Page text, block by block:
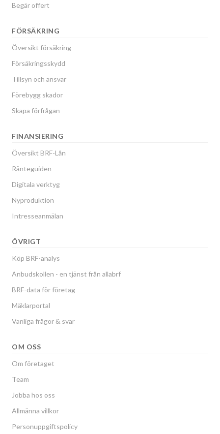
Begär offert
FÖRSÄKRING
Översikt försäkring
Försäkringsskydd
Tillsyn och ansvar
Förebygg skador
Skapa förfrågan
FINANSIERING
Översikt BRF-Lån
Ränteguiden
Digitala verktyg
Nyproduktion
Intresseanmälan
ÖVRIGT
Köp BRF-analys
Anbudskollen - en tjänst från allabrf
BRF-data för företag
Mäklarportal
Vanliga frågor & svar
OM OSS
Om företaget
Team
Jobba hos oss
Allmänna villkor
Personuppgiftspolicy